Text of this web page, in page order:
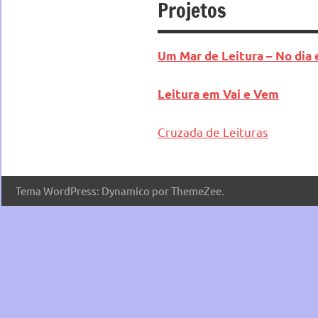
Projetos
Um Mar de Leitura – No dia
Leitura em Vai e Vem
Cruzada de Leituras
Tema WordPress: Dynamico por ThemeZee.